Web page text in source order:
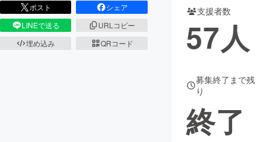
ポスト
シェア
LINEで送る
URLコピー
埋め込み
QRコード
支援者数
57人
募集終了まで残
り
終了